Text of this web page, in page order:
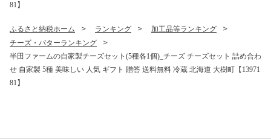
81】
ふるさと納税ホーム ランキング
加工品等ランキング
チーズ・バターランキング
半田ファームの自家製チーズセット(5種各1個)_チーズ チーズセット 詰め合わ
せ 自家製 5種 美味しい 人気 ギフト 贈答 送料無料 冷蔵 北海道 大樹町【13971
81】